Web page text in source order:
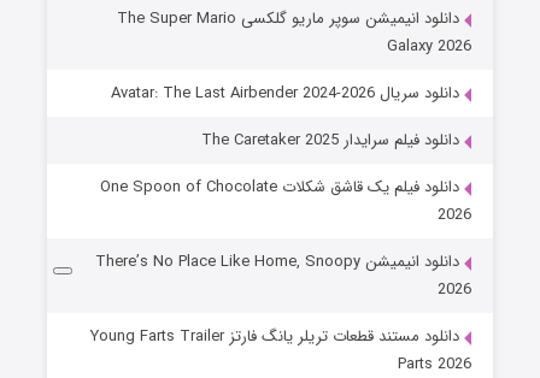
دانلود انیمیشن سوپر ماریو گلکسی The Super Mario
Galaxy 2026
دانلود سریال Avatar: The Last Airbender 2024-2026
دانلود فیلم سرایدار The Caretaker 2025
دانلود فیلم یک قاشق شکلات One Spoon of Chocolate
2026
دانلود انیمیشن There’s No Place Like Home, Snoopy
2026
دانلود مستند قطعات تریلر یانگ فارتز Young Farts Trailer
Parts 2026